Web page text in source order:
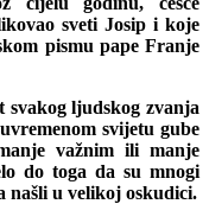
sveti Josip i koje
pismu pape Franje
svakog ljudskog zvanja
svijetu gube
važnim ili manje
do toga da su mnogi
našli u velikoj oskudici.